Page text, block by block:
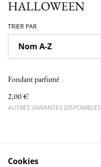
HALLOWEEN
TRIER PAR
Fondant parfumé
2,00 €
AUTRES VARIANTES DISPONIBLES
Cookies